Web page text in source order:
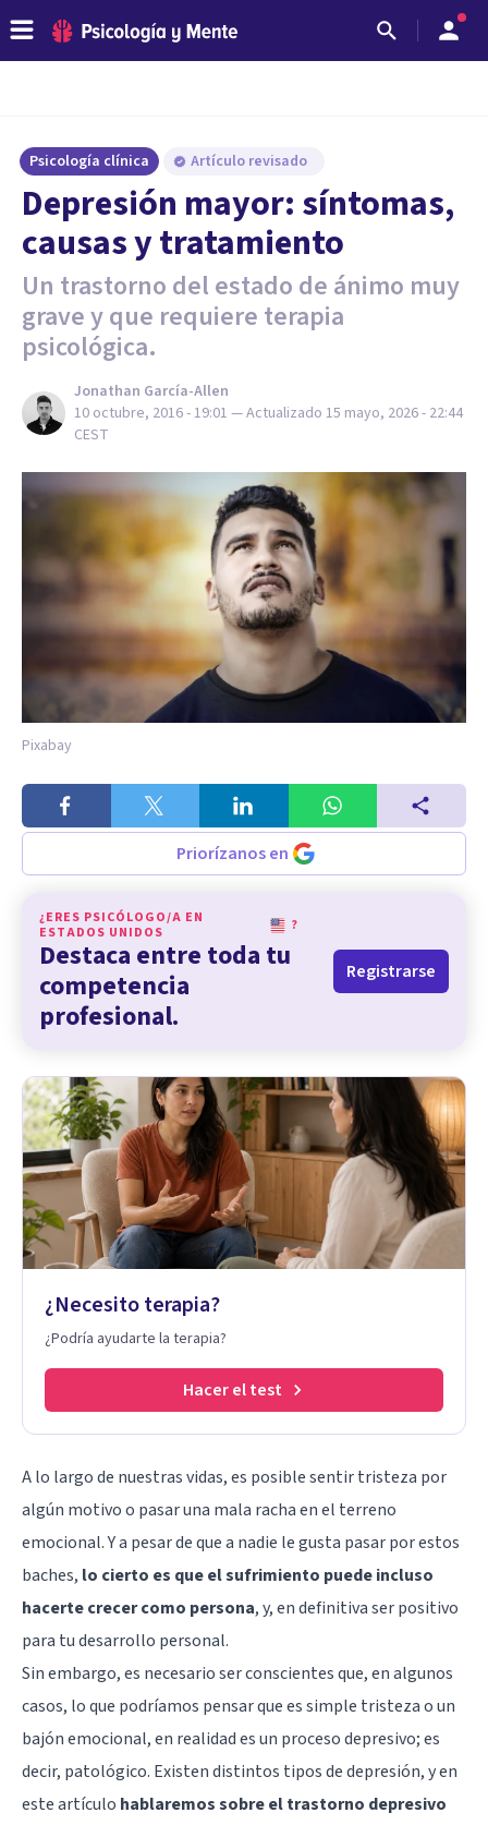
Psicología clínica Artículo revisado
Depresión mayor: síntomas,
causas y tratamiento
Un trastorno del estado de ánimo muy
grave y que requiere terapia
psicológica.
Jonathan García-Allen
10 octubre, 2016 - 19:01 — Actualizado 15 mayo, 2026 - 22:44
CEST
Pixabay
Priorízanos en
¿ERES PSICÓLOGO/A EN
ESTADOS UNIDOS
?
Destaca entre toda tu
competencia
profesional.
Registrarse
¿Necesito terapia?
¿Podría ayudarte la terapia?
Hacer el test
A lo largo de nuestras vidas,es posible sentir tristeza por
algún motivo o pasar una mala racha en el terreno
emocional. Y a pesar de que a nadie le gusta pasar por estos
baches, lo cierto es que el sufrimiento puede incluso
hacerte crecer como persona, y, en definitiva ser positivo
para tu desarrollo personal.
Sin embargo, es necesario ser conscientes que, en algunos
casos, lo que podríamos pensar que es simple tristeza o un
bajón emocional, en realidad es un proceso depresivo; es
decir, patológico. Existen distintos tipos de depresión, y en
este artículo hablaremos sobreel trastorno depresivo